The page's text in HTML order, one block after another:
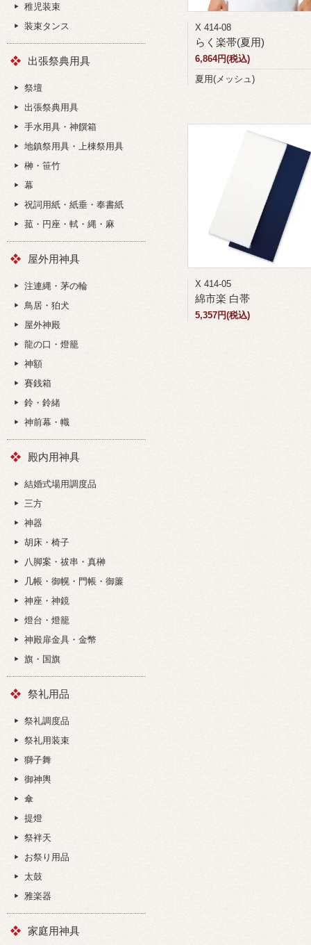
X 414-08
らく楽帯(夏用)
6,864円(税込)
夏用(メッシュ)
X 414-05
綿市楽 白帯
5,357円(税込)
稚児装束
装束タンス
出張祭典用具
祭壇
出張祭典用具
手水用具・神饌箱
地鎮祭用具・上棟祭用具
榊・笹竹
幕
祝詞用紙・紙垂・奉書紙
菰・円座・軾・縄・麻
屋外用神具
注連縄・茅の輪
鳥居・狛犬
屋外神殿
龍の口・燈籠
神額
賽銭箱
鈴・鈴緒
神前幕・幟
殿内用神具
結婚式場用調度品
三方
神器
胡床・椅子
八脚案・祓串・真榊
几帳・御幌・門帳・御簾
神座・神鏡
燈台・燈籠
神殿扉金具・金幣
旗・国旗
祭礼用品
祭礼調度品
祭礼用装束
獅子舞
御神輿
傘
提燈
祭袢天
お祭り用品
太鼓
雅楽器
家庭用神具